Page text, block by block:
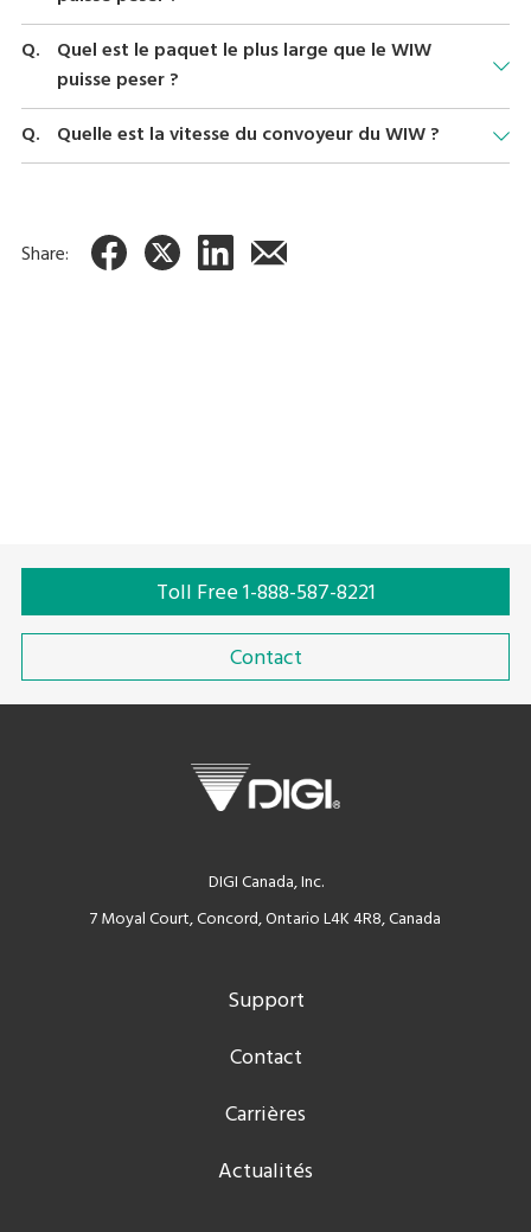
thermique.
La WIW-700 peut peser un produit jusqu’à 600 mm de long.
Quel est le paquet le plus large que le WIW
puisse peser ?
Le convoyeur de la WIW-700 peut manipuler un paquet jusqu’à
600 mm de large.
Quelle est la vitesse du convoyeur du WIW ?
débit maximal de 30 ppm.
Share:
Toll Free 1-888-587-8221
Contact
DIGI Canada, Inc.
7 Moyal Court, Concord, Ontario L4K 4R8, Canada
Support
Contact
Carrières
Actualités